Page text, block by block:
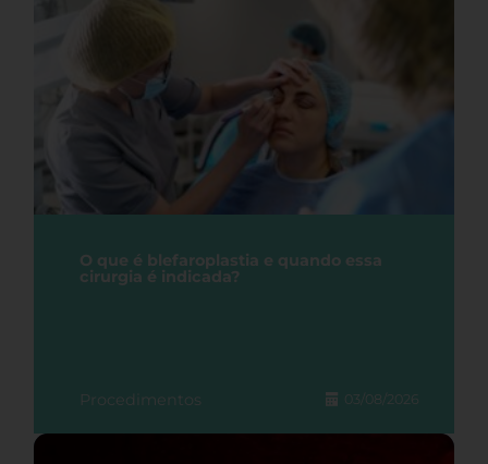
O que é blefaroplastia e quando essa
cirurgia é indicada?
Procedimentos 03/08/2026